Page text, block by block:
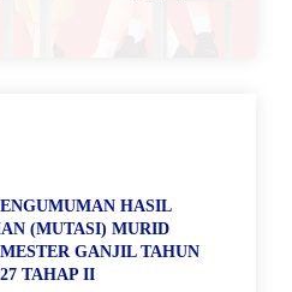
HASIL
(MUTASI) MURID
GANJIL TAHUN
TAHAP II